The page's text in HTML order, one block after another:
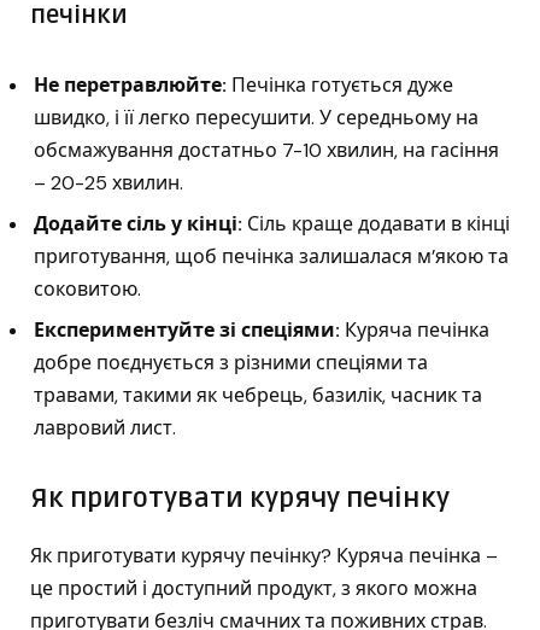
печінки
Не перетравлюйте: Печінка готується дуже
швидко, і її легко пересушити. У середньому на
обсмажування достатньо 7-10 хвилин, на гасіння
– 20-25 хвилин.
Додайте сіль у кінці: Сіль краще додавати в кінці
приготування, щоб печінка залишалася м’якою та
соковитою.
Експериментуйте зі спеціями: Куряча печінка
добре поєднується з різними спеціями та
травами, такими як чебрець, базилік, часник та
лавровий лист.
Як приготувати курячу печінку
Як приготувати курячу печінку? Куряча печінка –
це простий і доступний продукт, з якого можна
приготувати безліч смачних та поживних страв.